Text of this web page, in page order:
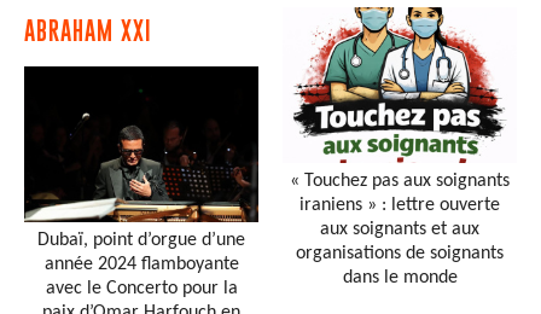
ABRAHAM XXI
Dubaï, point d’orgue d’une
année 2024 flamboyante
avec le Concerto pour la
« Touchez pas aux soignants
iraniens » : lettre ouverte
aux soignants et aux
organisations de soignants
dans le monde